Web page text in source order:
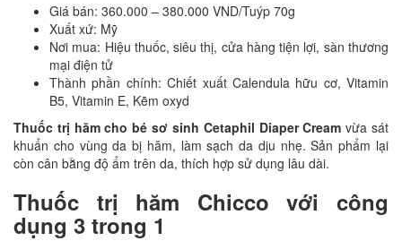
Giá bán: 360.000 – 380.000 VND/Tuýp 70g
Xuất xứ: Mỹ
Nơi mua: Hiệu thuốc, siêu thị, cửa hàng tiện lợi, sàn thương
mại điện tử
Thành phần chính: Chiết xuất Calendula hữu cơ, Vitamin
B5, Vitamin E, Kẽm oxyd
Thuốc trị hăm cho bé sơ sinh Cetaphil Diaper Cream vừa sát
khuẩn cho vùng da bị hăm, làm sạch da dịu nhẹ. Sản phẩm lại
còn cân bằng độ ẩm trên da, thích hợp sử dụng lâu dài.
Thuốc trị hăm Chicco với công
dụng 3 trong 1